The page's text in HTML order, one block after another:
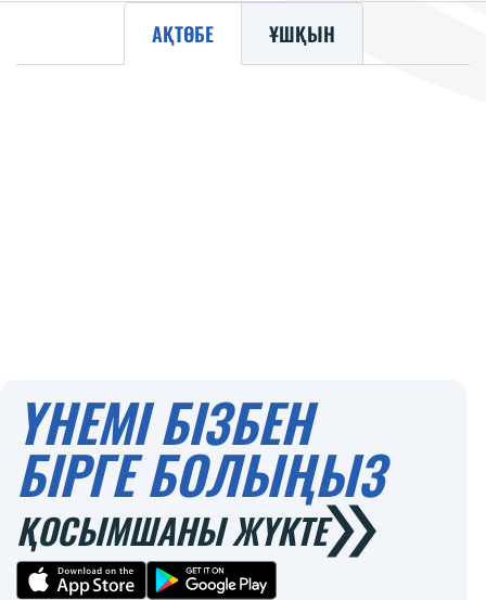
АҚТӨБЕ ҰШҚЫН
ҮНЕМІ БІЗБЕН
БІРГЕ БОЛЫҢЫЗ
ҚОСЫМШАНЫ ЖҮКТЕ